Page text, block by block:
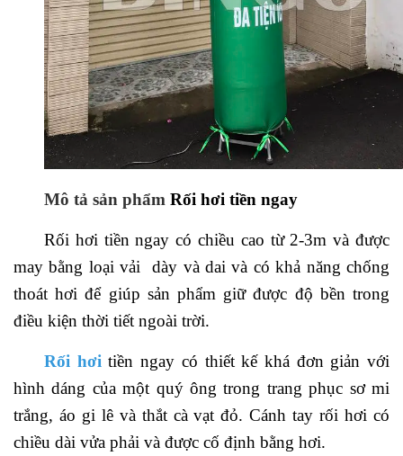
Mô tả sản phẩm Rối hơi tiền ngay
Rối hơi tiền ngay có chiều cao từ 2-3m và được
may bằng loại vải dày và dai và có khả năng chống
thoát hơi để giúp sản phẩm giữ được độ bền trong
điều kiện thời tiết ngoài trời.
Rối hơi tiền ngay có thiết kế khá đơn giản với
hình dáng của một quý ông trong trang phục sơ mi
trắng, áo gi lê và thắt cà vạt đỏ. Cánh tay rối hơi có
chiều dài vửa phải và được cố định bằng hơi.